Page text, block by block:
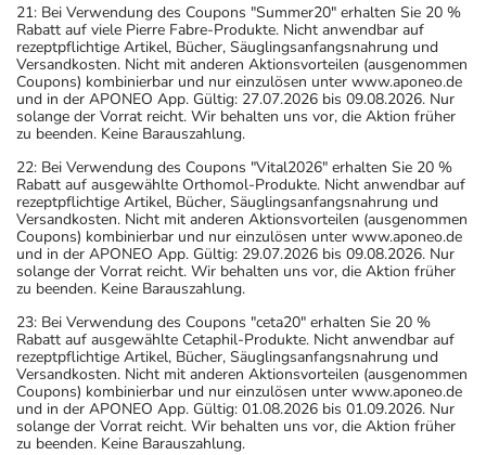
21: Bei Verwendung des Coupons "Summer20" erhalten Sie 20 %
Rabatt auf viele Pierre Fabre-Produkte. Nicht anwendbar auf
rezeptpflichtige Artikel, Bücher, Säuglingsanfangsnahrung und
Versandkosten. Nicht mit anderen Aktionsvorteilen (ausgenommen
Coupons) kombinierbar und nur einzulösen unter www.aponeo.de
und in der APONEO App. Gültig: 27.07.2026 bis 09.08.2026. Nur
solange der Vorrat reicht. Wir behalten uns vor, die Aktion früher
zu beenden. Keine Barauszahlung.
22: Bei Verwendung des Coupons "Vital2026" erhalten Sie 20 %
Rabatt auf ausgewählte Orthomol-Produkte. Nicht anwendbar auf
rezeptpflichtige Artikel, Bücher, Säuglingsanfangsnahrung und
Versandkosten. Nicht mit anderen Aktionsvorteilen (ausgenommen
Coupons) kombinierbar und nur einzulösen unter www.aponeo.de
und in der APONEO App. Gültig: 29.07.2026 bis 09.08.2026. Nur
solange der Vorrat reicht. Wir behalten uns vor, die Aktion früher
zu beenden. Keine Barauszahlung.
23: Bei Verwendung des Coupons "ceta20" erhalten Sie 20 %
Rabatt auf ausgewählte Cetaphil-Produkte. Nicht anwendbar auf
rezeptpflichtige Artikel, Bücher, Säuglingsanfangsnahrung und
Versandkosten. Nicht mit anderen Aktionsvorteilen (ausgenommen
Coupons) kombinierbar und nur einzulösen unter www.aponeo.de
und in der APONEO App. Gültig: 01.08.2026 bis 01.09.2026. Nur
solange der Vorrat reicht. Wir behalten uns vor, die Aktion früher
zu beenden. Keine Barauszahlung.